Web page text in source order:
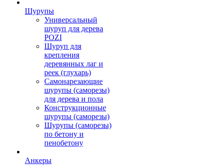
Шурупы
Универсальный
шуруп для дерева
POZI
Шуруп для
крепления
деревянных лаг и
реек (глухарь)
Самонарезающие
шурупы (саморезы)
для дерева и пола
Конструкционные
шурупы (саморезы)
Шурупы (саморезы)
по бетону и
пенобетону
Анкеры